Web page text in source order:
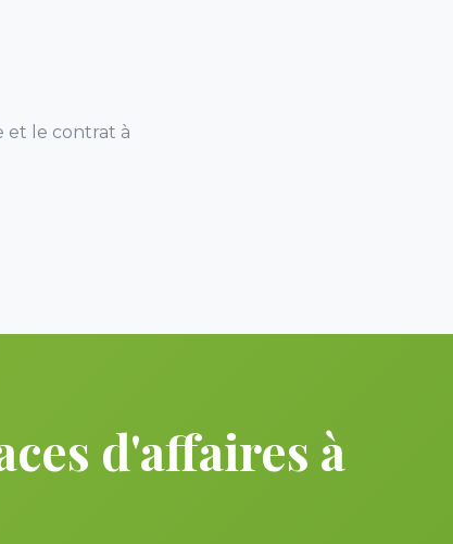
et le contrat à
d'affaires à